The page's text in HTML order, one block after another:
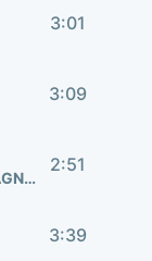
3:01
3:09
LUCA BENEDETTO AND EMILIANO BAGNATO
2:51
3:39